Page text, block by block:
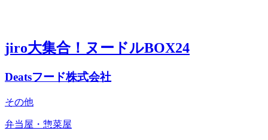
jiro大集合！ヌードルBOX24
Deatsフード株式会社
その他
弁当屋・惣菜屋